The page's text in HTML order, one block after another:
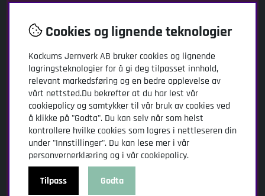
Facebook
Instagram
Youtube
TikTok
Kundeservice
Kockums Jernverk AB
Adresse: Stansgatan 2
SE-334 32 Anderstorp
Cookies og lignende teknologier
Kockums Jernverk AB bruker cookies og lignende
lagringsteknologier for å gi deg tilpasset innhold,
relevant markedsføring og en bedre opplevelse av
vårt nettsted.Du bekrefter at du har lest vår
cookiepolicy og samtykker til vår bruk av cookies ved
å klikke på "Godta". Du kan selv når som helst
kontrollere hvilke cookies som lagres i nettleseren din
under "Innstillinger". Du kan lese mer i vår
personvernerklæring og i vår cookiepolicy.
Tilpass Godta